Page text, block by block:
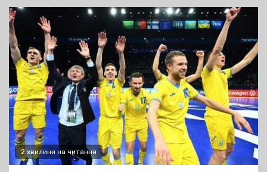
2 хвилини на читання